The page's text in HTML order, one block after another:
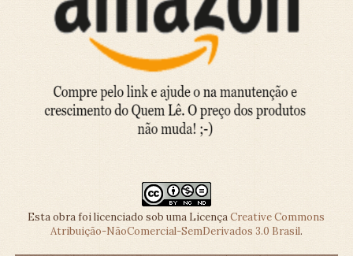
Esta obra foi licenciado sob uma LicençaCreative Commons
Atribuição-NãoComercial-SemDerivados 3.0 Brasil.